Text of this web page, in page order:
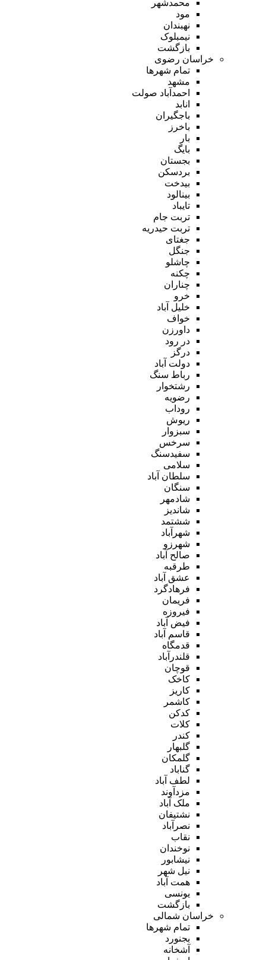
محمدشهر
مود
نهبندان
نیمبلوک
بازگشت
خراسان رضوی
تمام شهر‌ها
مشهد
احمدآباد صولت
انابد
باجگیران
باخرز
بار
بایگ
بجستان
بردسکن
بیدخت
بینالود
تایباد
تربت جام
تربت حیدریه
جغتای
جنگل
چاشلو
چکنه
چناران
خرو
خلیل آباد
خواف
داورزن
در رود
درگز
دولت آباد
رباط سنگ
رشتخوار
رضویه
روداب
ریوش
سبزوار
سرخس
سفیدسنگ
سلامی
سلطان آباد
سنگان
شادمهر
شاندیز
ششتمد
شهرآباد
شهرزو
صالح آباد
طرقبه
عشق آباد
فرهادگرد
فریمان
فیروزه
فیض آباد
قاسم آباد
قدمگاه
قلندرآباد
قوچان
کاخک
کاریز
کاشمر
کدکن
کلات
کندر
گلبهار
گلمکان
گناباد
لطف آباد
مزدآوند
ملک آباد
نشتیفان
نصرآباد
نقاب
نوخندان
نیشابور
نیل شهر
همت آباد
یونسی
بازگشت
خراسان شمالی
تمام شهر‌ها
بجنورد
آشخانه